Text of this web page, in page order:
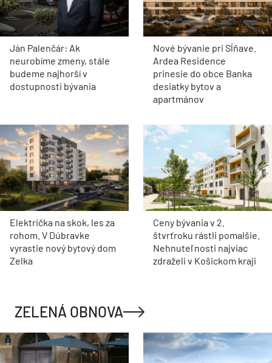
Ján Palenčár: Ak
neurobíme zmeny, stále
budeme najhorší v
dostupnosti bývania
Nové bývanie pri Sĺňave.
Ardea Residence
prinesie do obce Banka
desiatky bytov a
apartmánov
Električka na skok, les za
rohom. V Dúbravke
vyrastie nový bytový dom
Zelka
Ceny bývania v 2.
štvrťroku rástli pomalšie.
Nehnuteľnosti najviac
zdraželi v Košickom kraji
ZELENÁ OBNOVA